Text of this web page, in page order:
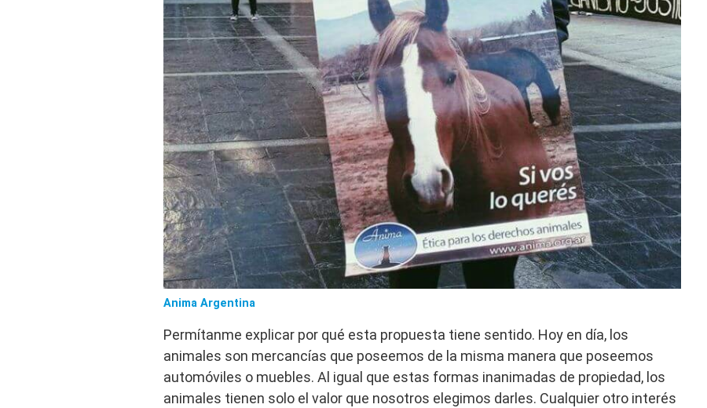
Anima Argentina
Permítanme explicar por qué esta propuesta tiene sentido. Hoy en día, los
animales son mercancías que poseemos de la misma manera que poseemos
automóviles o muebles. Al igual que estas formas inanimadas de propiedad, los
animales tienen solo el valor que nosotros elegimos darles. Cualquier otro interés